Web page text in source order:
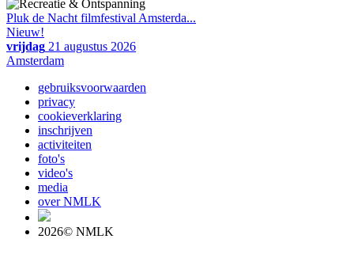
Pluk de Nacht filmfestival Amsterda...
Nieuw!
vrijdag 21 augustus 2026
Amsterdam
gebruiksvoorwaarden
privacy
cookieverklaring
inschrijven
activiteiten
foto's
video's
media
over NMLK
2026© NMLK